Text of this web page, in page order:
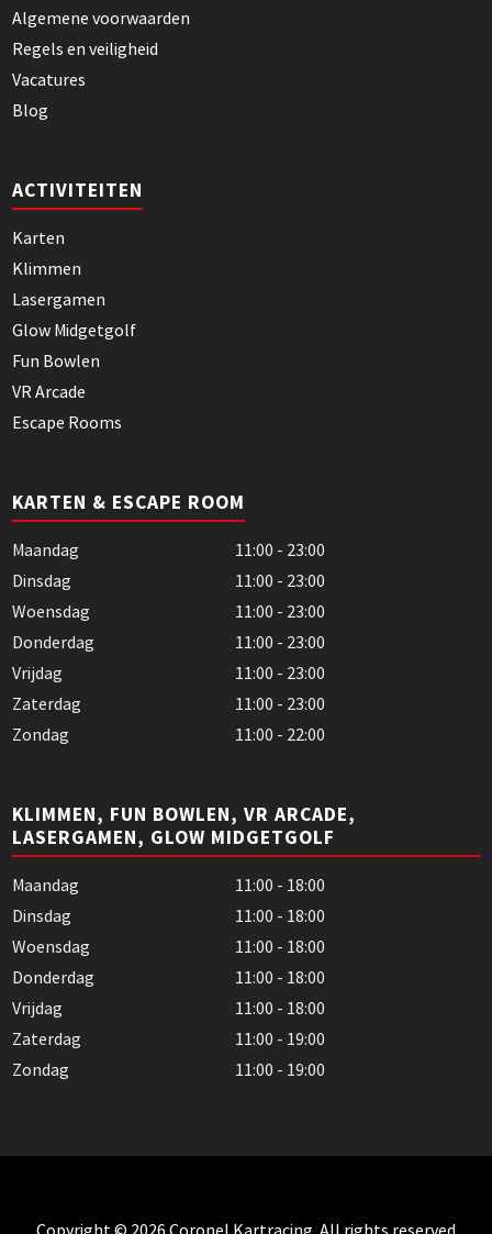
Algemene voorwaarden
Regels en veiligheid
Vacatures
Blog
ACTIVITEITEN
Karten
Klimmen
Lasergamen
Glow Midgetgolf
Fun Bowlen
VR Arcade
Escape Rooms
KARTEN & ESCAPE ROOM
Maandag
11:00 - 23:00
Dinsdag
11:00 - 23:00
Woensdag
11:00 - 23:00
Donderdag
11:00 - 23:00
Vrijdag
11:00 - 23:00
Zaterdag
11:00 - 23:00
Zondag
11:00 - 22:00
KLIMMEN, FUN BOWLEN, VR ARCADE,
LASERGAMEN, GLOW MIDGETGOLF
Maandag
11:00 - 18:00
Dinsdag
11:00 - 18:00
Woensdag
11:00 - 18:00
Donderdag
11:00 - 18:00
Vrijdag
11:00 - 18:00
Zaterdag
11:00 - 19:00
Zondag
11:00 - 19:00